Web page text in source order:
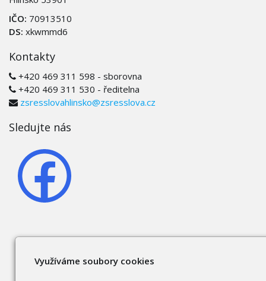
IČO: 70913510
DS: xkwmmd6
Kontakty
+420 469 311 598 - sborovna
+420 469 311 530 - ředitelna
zsresslovahlinsko@zsresslova.cz
Sledujte nás
Využíváme soubory cookies